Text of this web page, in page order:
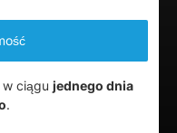
ciągu jednego dnia
.